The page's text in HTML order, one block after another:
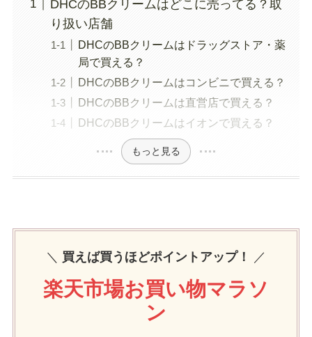
DHCのBBクリームはどこに売ってる？取
り扱い店舗
DHCのBBクリームはドラッグストア・薬
局で買える？
DHCのBBクリームはコンビニで買える？
DHCのBBクリームは直営店で買える？
DHCのBBクリームはイオンで買える？
もっと見る
＼ 買えば買うほどポイントアップ！ ／
楽天市場お買い物マラソ
ン